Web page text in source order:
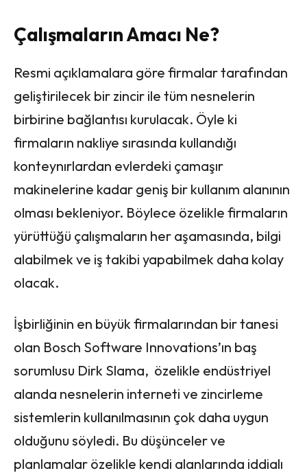
Çalışmaların Amacı Ne?
Resmi açıklamalara göre firmalar tarafından
geliştirilecek bir zincir ile tüm nesnelerin
birbirine bağlantısı kurulacak. Öyle ki
firmaların nakliye sırasında kullandığı
konteynırlardan evlerdeki çamaşır
makinelerine kadar geniş bir kullanım alanının
olması bekleniyor. Böylece özelikle firmaların
yürüttüğü çalışmaların her aşamasında, bilgi
alabilmek ve iş takibi yapabilmek daha kolay
olacak.
İşbirliğinin en büyük firmalarından bir tanesi
olan Bosch Software Innovations’ın baş
sorumlusu Dirk Slama, özelikle endüstriyel
alanda nesnelerin interneti ve zincirleme
sistemlerin kullanılmasının çok daha uygun
olduğunu söyledi. Bu düşünceler ve
planlamalar özelikle kendi alanlarında iddialı